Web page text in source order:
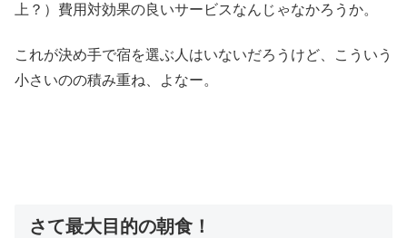
上？）費用対効果の良いサービスなんじゃなかろうか。
これが決め手で宿を選ぶ人はいないだろうけど、こういう
小さいのの積み重ね、よなー。
さて最大目的の朝食！